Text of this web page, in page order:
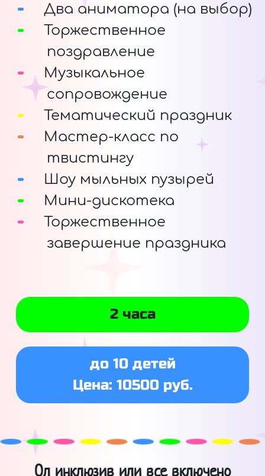
Два аниматора (на выбор)
Торжественное
поздравление
Музыкальное
сопровождение
Тематический праздник
Мастер-класс по
твистингу
Шоу мыльных пузырей
Мини-дискотека
Торжественное
завершение праздника
2 часа
до 10 детей
Цена: 10500 руб.
Ол инклюзив или все включено